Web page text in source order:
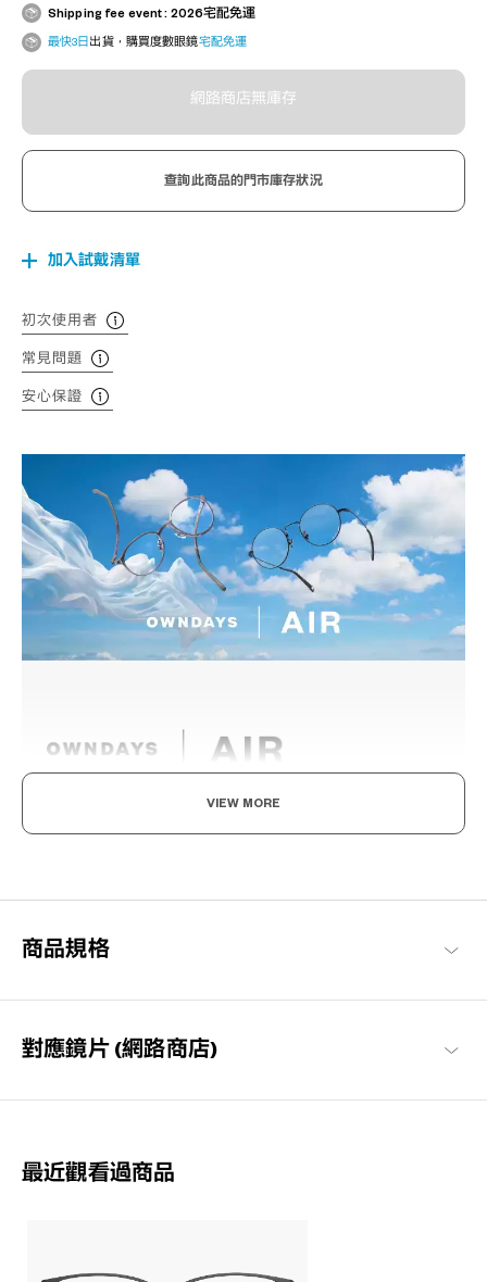
Shipping fee event : 2026宅配免運
最快3日 出貨，購買度數眼鏡宅配免運
網路商店無庫存
查詢此商品的門市庫存狀況
加入試戴清單
初次使用者
常見問題
安心保證
輕盈舒適，柔軟具彈性。
OWNDAYS | AIR 商品一覽
VIEW MORE
商品規格
對應鏡片 (網路商店)
最近觀看過商品